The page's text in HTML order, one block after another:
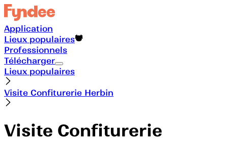
Application
Lieux populaires
Professionnels
Télécharger
Lieux populaires
Visite Confiturerie Herbin
Visite Confiturerie